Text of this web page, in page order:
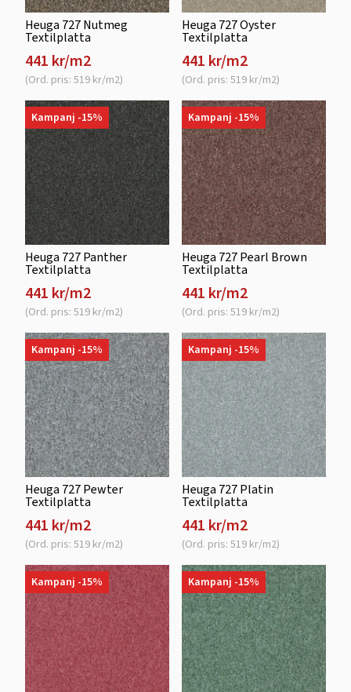
Heuga 727 Nutmeg
Textilplatta
441 kr/m2
(Ord. pris: 519 kr/m2)
Heuga 727 Oyster
Textilplatta
441 kr/m2
(Ord. pris: 519 kr/m2)
Kampanj -15%
Heuga 727 Panther
Textilplatta
441 kr/m2
(Ord. pris: 519 kr/m2)
Kampanj -15%
Heuga 727 Pearl Brown
Textilplatta
441 kr/m2
(Ord. pris: 519 kr/m2)
Kampanj -15%
Heuga 727 Pewter
Textilplatta
441 kr/m2
(Ord. pris: 519 kr/m2)
Kampanj -15%
Heuga 727 Platin
Textilplatta
441 kr/m2
(Ord. pris: 519 kr/m2)
Kampanj -15% Kampanj -15%